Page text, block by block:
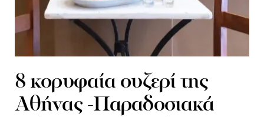
8 κορυφαία ουζερί της
Αθήνας -Παραδοσιακά